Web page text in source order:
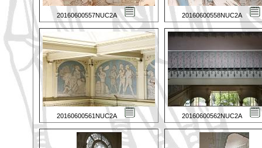
20160600557NUC2A 20160600558NUC2A
20160600561NUC2A 20160600562NUC2A